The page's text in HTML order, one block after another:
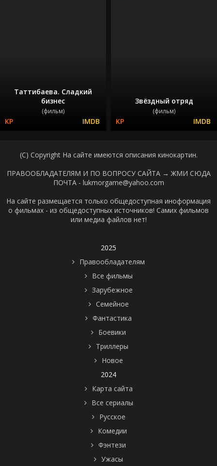
Таттибаева. Сладкий
бизнес
(фильм)
Звёздный отряд
(фильм)
(C) Copyright На сайте имеются описания кинокартин.
ПРАВООБЛАДАТЕЛЯМ И ПО ВОПРОСУ САЙТА → ЖМИ СЮДА
ПОЧТА - lukmorgame@yahoo.com
На сайте размещается только общедоступная иноформация
о фильмах - из общедоступных источников! Самих фильмов
или медиа файлов нет!
2025
Правообладателям
Все фильмы
Зарубежное
Семейное
Фантастика
Боевики
Триллеры
Новое
2024
Карта сайта
Все сериалы
Русское
Комедии
Фэнтези
Ужасы